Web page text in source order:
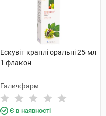
Ескувіт краплі оральні 25 мл
1 флакон
Галичфарм
Є в наявності